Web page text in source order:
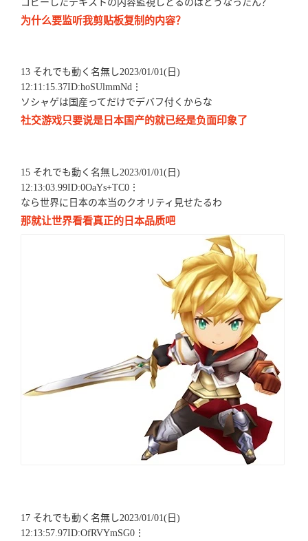
コピーしたテキストの内容監視しとるのはどうなったん？
为什么要监听我剪贴板复制的内容？
13 それでも動く名無し2023/01/01(日)
12:11:15.37ID:hoSUlmmNd⋮
ソシャゲは国産ってだけでデバフ付くからな
社交游戏只要说是日本国产的就已经是负面印象了
15 それでも動く名無し2023/01/01(日)
12:13:03.99ID:0OaYs+TC0⋮
なら世界に日本の本当のクオリティ見せたるわ
那就让世界看看真正的日本品质吧
17 それでも動く名無し2023/01/01(日)
12:13:57.97ID:OfRVYmSG0⋮